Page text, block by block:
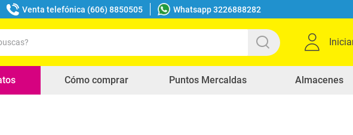
Venta telefónica (606) 8850505 Whatsapp 3226888282
Cómo comprar Puntos Mercaldas Almacenes
buscados